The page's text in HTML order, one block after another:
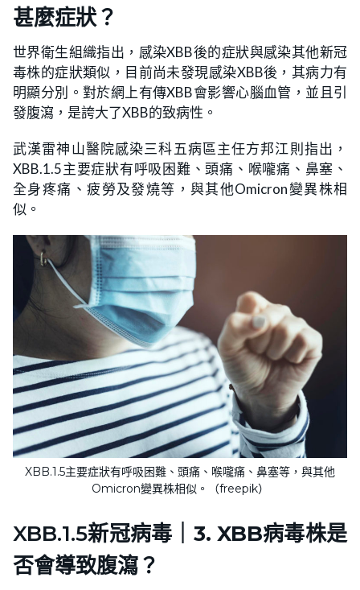
甚麼症狀？
世界衛生組織指出，感染XBB後的症狀與感染其他新冠
毒株的症狀類似，目前尚未發現感染XBB後，其病力有
明顯分別。對於網上有傳XBB會影響心腦血管，並且引
發腹瀉，是誇大了XBB的致病性。
武漢雷神山醫院感染三科五病區主任方邦江則指出，
XBB.1.5主要症狀有呼吸困難、頭痛、喉嚨痛、鼻塞、
全身疼痛、疲勞及發燒等，與其他Omicron變異株相
似。
XBB.1.5主要症狀有呼吸困難、頭痛、喉嚨痛、鼻塞等，與其他
Omicron變異株相似。（freepik）
XBB.1.5新冠病毒｜ 3. XBB病毒株是
否會導致腹瀉？